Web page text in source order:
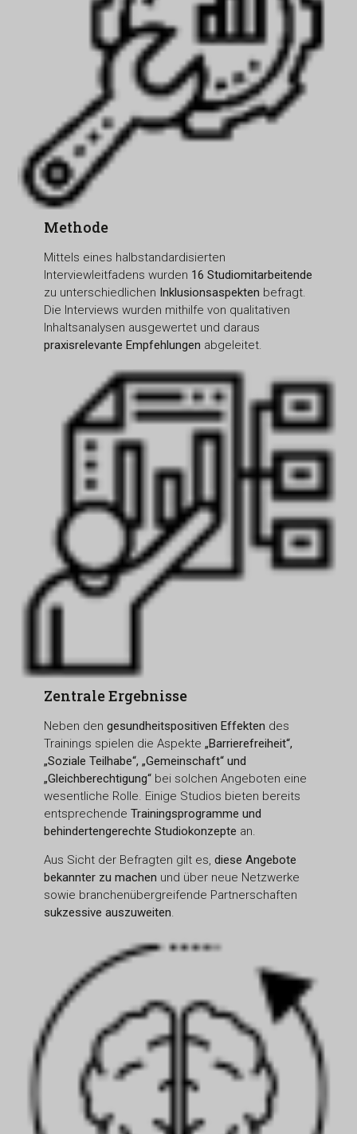
Methode
Mittels eines halbstandardisierten
Interviewleitfadens wurden 16 Studiomitarbeitende
zu unterschiedlichen Inklusionsaspekten befragt.
Die Interviews wurden mithilfe von qualitativen
Inhaltsanalysen ausgewertet und daraus
praxisrelevante Empfehlungen abgeleitet.
Zentrale Ergebnisse
Neben den gesundheitspositiven Effekten des
Trainings spielen die Aspekte „Barrierefreiheit“,
„Soziale Teilhabe“, „Gemeinschaft“ und
„Gleichberechtigung“bei solchen Angeboten eine
wesentliche Rolle. Einige Studios bieten bereits
entsprechende Trainingsprogramme und
behindertengerechte Studiokonzepte an.
Aus Sicht der Befragten gilt es, diese Angebote
bekannter zu machen und über neue Netzwerke
sowie branchenübergreifende Partnerschaften
sukzessive auszuweiten.